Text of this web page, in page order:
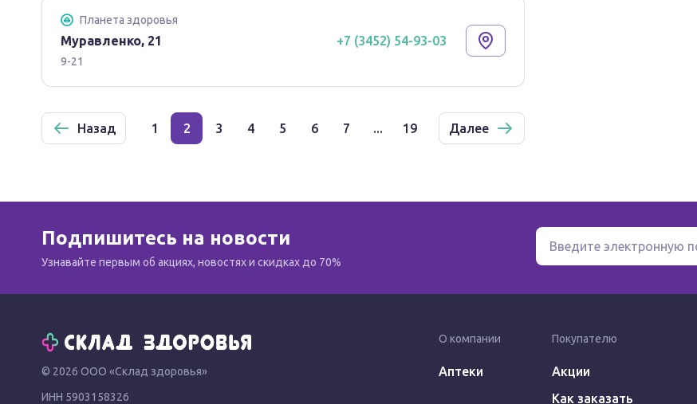
Планета здоровья
Муравленко, 21
9-21
+7 (3452) 54-93-03
Назад 1 2 3 4 5 6 7 ... 19 Далее
Подпишитесь на новости
Узнавайте первым об акциях, новостях и скидках до 70%
© 2026 ООО «Склад здоровья»
ИНН 5903158326
О компании
Аптеки
Покупателю
Акции
Как заказать